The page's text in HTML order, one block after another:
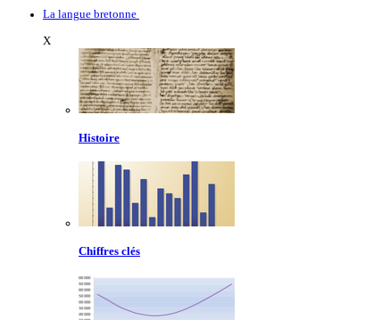
La langue bretonne
X
Histoire
Chiffres clés